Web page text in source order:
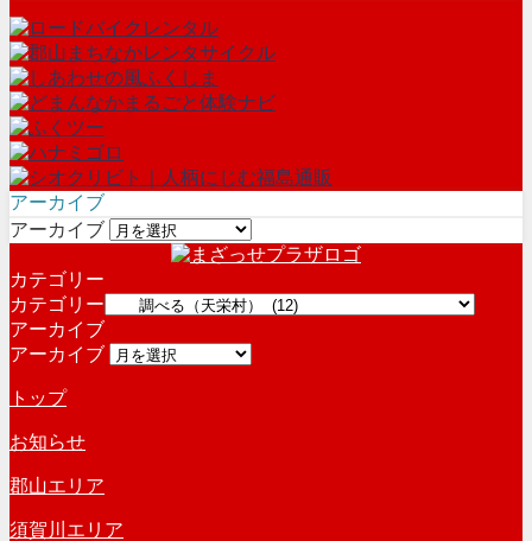
アーカイブ
アーカイブ
カテゴリー
カテゴリー
アーカイブ
アーカイブ
トップ
お知らせ
郡山エリア
須賀川エリア